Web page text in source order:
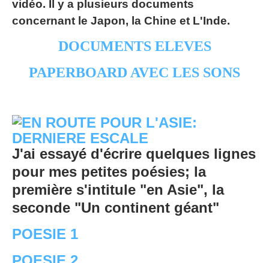
vidéo. Il y a plusieurs documents
concernant le Japon, la Chine et L'Inde.
DOCUMENTS ELEVES
PAPERBOARD AVEC LES SONS
J'ai essayé d'écrire quelques lignes
pour mes petites poésies; la
première s'intitule "en Asie", la
seconde "Un continent géant"
POESIE 1